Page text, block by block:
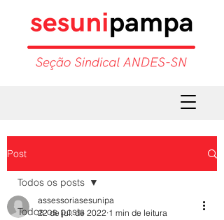
Post
Todos os posts
Todos os posts
assessoriasesunipa
22 de jul. de 2022 1 min de leitura